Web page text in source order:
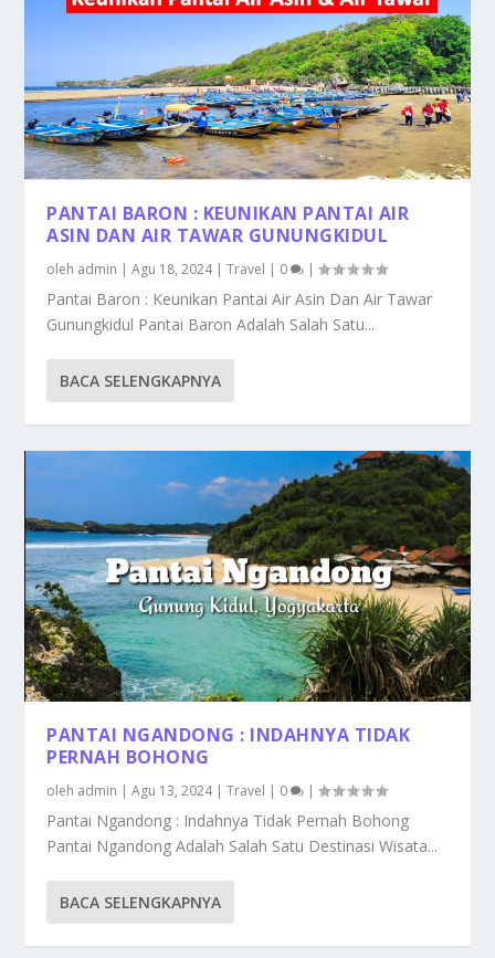
PANTAI BARON : KEUNIKAN PANTAI AIR
ASIN DAN AIR TAWAR GUNUNGKIDUL
oleh admin |Agu 18, 2024|Travel | 0 |
Pantai Baron : Keunikan Pantai Air Asin Dan Air Tawar
Gunungkidul Pantai Baron Adalah Salah Satu...
BACA SELENGKAPNYA
PANTAI NGANDONG : INDAHNYA TIDAK
PERNAH BOHONG
oleh admin |Agu 13, 2024|Travel | 0 |
Pantai Ngandong : Indahnya Tidak Pernah Bohong
Pantai Ngandong Adalah Salah Satu Destinasi Wisata...
BACA SELENGKAPNYA